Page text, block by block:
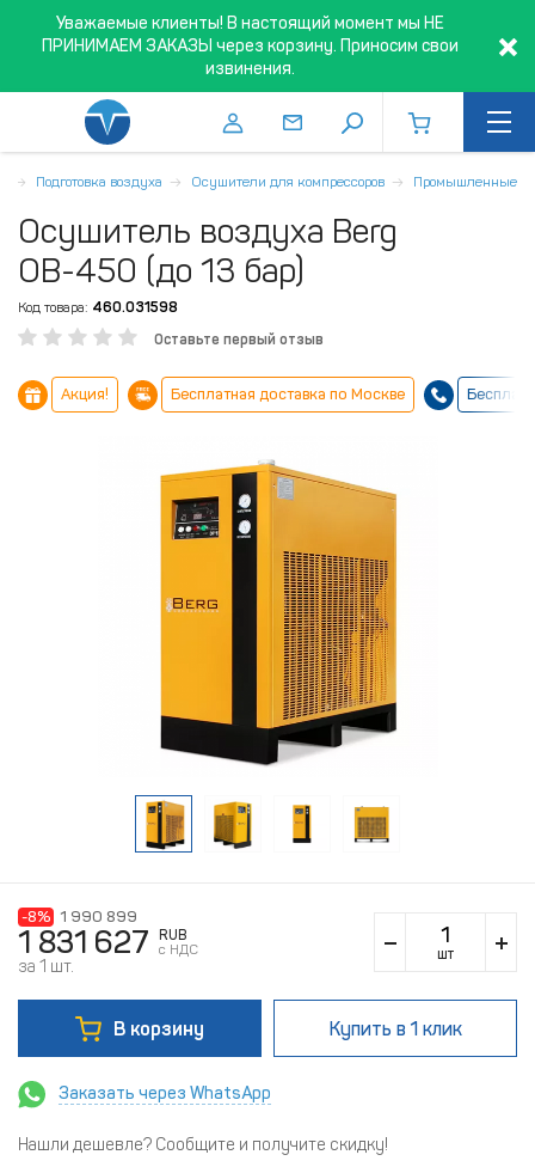
Уважаемые клиенты! В настоящий момент мы НЕ
ПРИНИМАЕМ ЗАКАЗЫ через корзину. Приносим свои
извинения.
Подготовка воздуха Осушители для компрессоров Промышленные
Осушитель воздуха Berg
ОВ-450 (до 13 бар)
Код товара: 460.031598
Оставьте первый отзыв
Акция! Бесплатная доставка по Москве
-8% 1 990 899
1 831 627
RUB
c НДС
за 1 шт.
шт
В корзину Купить в 1 клик
Заказать через WhatsApp
Нашли дешевле? Сообщите и получите скидку!